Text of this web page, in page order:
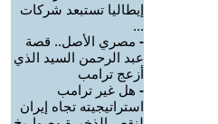
إيطاليا تستبعد شركات
...
- مصري الأصل.. قصة
عبد الرحمن السيد الذي
أزعج ترامب
- هل غير ترامب
استراتيجيته تجاه إيران